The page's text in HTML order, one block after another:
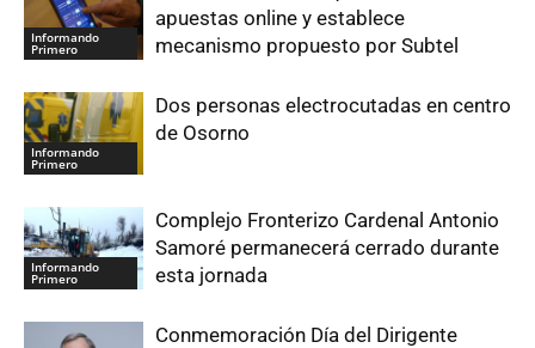
Informando
Primero
apuestas online y establece
mecanismo propuesto por Subtel
Informando
Primero
Dos personas electrocutadas en centro
de Osorno
Informando
Primero
Complejo Fronterizo Cardenal Antonio
Samoré permanecerá cerrado durante
esta jornada
Conmemoración Día del Dirigente